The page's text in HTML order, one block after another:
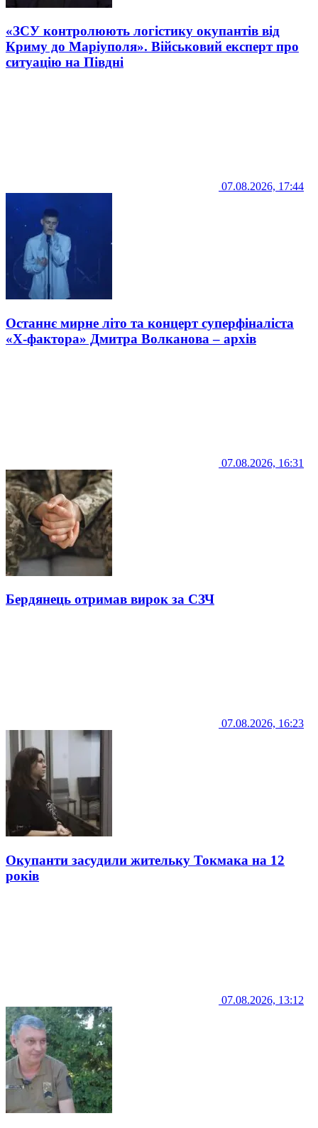
«ЗСУ контролюють логістику окупантів від
Криму до Маріуполя». Військовий експерт про
ситуацію на Півдні
07.08.2026, 17:44
Останнє мирне літо та концерт суперфіналіста
«Х-фактора» Дмитра Волканова – архів
07.08.2026, 16:31
Бердянець отримав вирок за СЗЧ
07.08.2026, 16:23
Окупанти засудили жительку Токмака на 12
років
07.08.2026, 13:12